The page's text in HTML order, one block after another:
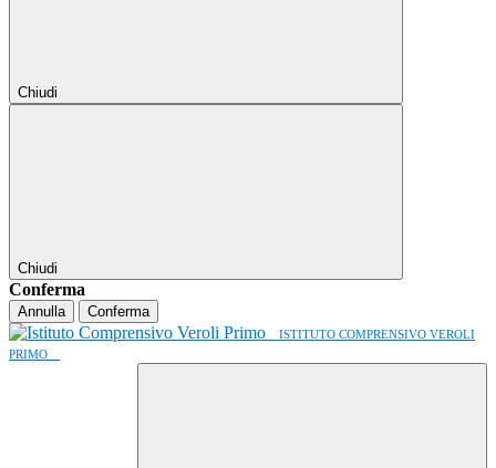
Chiudi
Chiudi
Conferma
Annulla Conferma
ISTITUTO COMPRENSIVO VEROLI
PRIMO